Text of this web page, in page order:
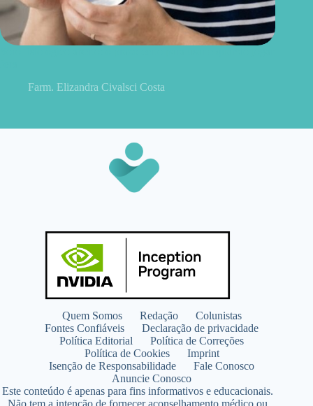
Farm. Elizandra Civalsci Costa
Quem Somos Redação
Colunistas
Fontes Confiáveis
Declaração de privacidade
Política Editorial
Política de Correções
Política de Cookies
Imprint
Isenção de Responsabilidade
Fale Conosco
Anuncie Conosco
Este conteúdo é apenas para fins informativos e educacionais.